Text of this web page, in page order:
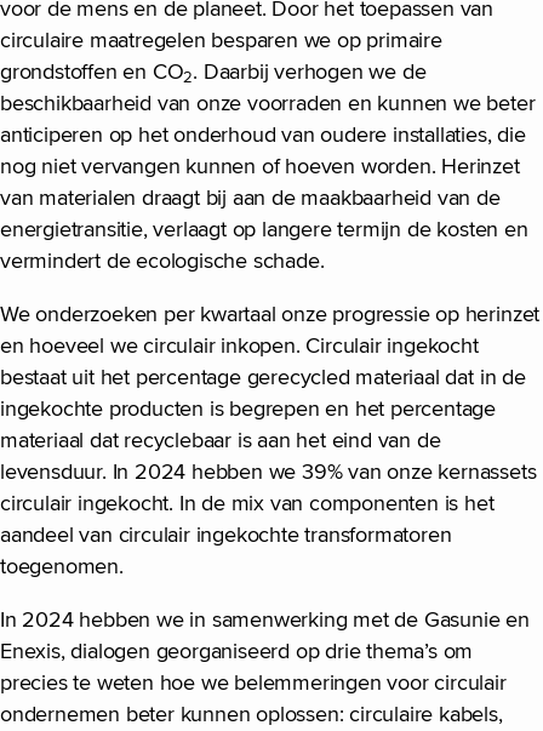
voor de mens en de planeet. Door het toepassen van
circulaire maatregelen besparen we op primaire
grondstoffen en CO2. Daarbij verhogen we de
beschikbaarheid van onze voorraden en kunnen we beter
anticiperen op het onderhoud van oudere installaties, die
nog niet vervangen kunnen of hoeven worden. Herinzet
van materialen draagt bij aan de maakbaarheid van de
energietransitie, verlaagt op langere termijn de kosten en
vermindert de ecologische schade.
We onderzoeken per kwartaal onze progressie op herinzet
en hoeveel we circulair inkopen. Circulair ingekocht
bestaat uit het percentage gerecycled materiaal dat in de
ingekochte producten is begrepen en het percentage
materiaal dat recyclebaar is aan het eind van de
levensduur. In 2024 hebben we 39% van onze kernassets
circulair ingekocht. In de mix van componenten is het
aandeel van circulair ingekochte transformatoren
toegenomen.
In 2024 hebben we in samenwerking met de Gasunie en
Enexis, dialogen georganiseerd op drie thema’s om
precies te weten hoe we belemmeringen voor circulair
ondernemen beter kunnen oplossen: circulaire kabels,